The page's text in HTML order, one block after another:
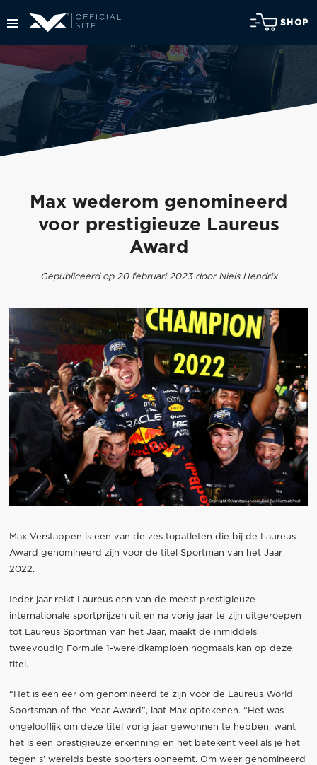
SHOP
Max wederom genomineerd
voor prestigieuze Laureus
Award
Gepubliceerd op 20 februari 2023 door Niels Hendrix
Max Verstappen is een van de zes topatleten die bij de Laureus
Award genomineerd zijn voor de titel Sportman van het Jaar
2022.
Ieder jaar reikt Laureus een van de meest prestigieuze
internationale sportprijzen uit en na vorig jaar te zijn uitgeroepen
tot Laureus Sportman van het Jaar, maakt de inmiddels
tweevoudig Formule 1-wereldkampioen nogmaals kan op deze
titel.
“Het is een eer om genomineerd te zijn voor de Laureus World
Sportsman of the Year Award”, laat Max optekenen. “Het was
ongelooflijk om deze titel vorig jaar gewonnen te hebben, want
het is een prestigieuze erkenning en het betekent veel als je het
tegen s’ werelds beste sporters opneemt. Om weer genomineerd